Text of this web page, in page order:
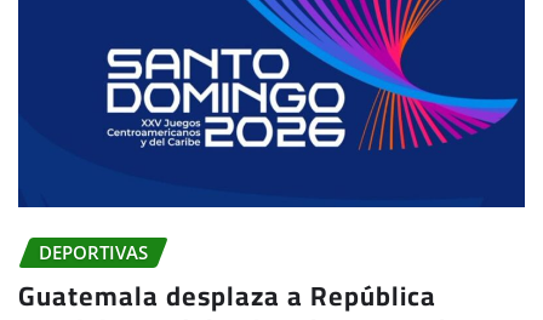
DEPORTIVAS
Guatemala desplaza a República